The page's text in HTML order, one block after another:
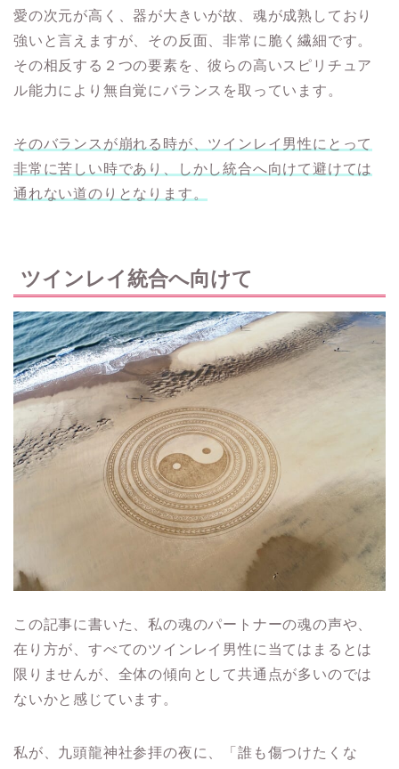
愛の次元が高く、器が大きいが故、魂が成熟しており
強いと言えますが、その反面、非常に脆く繊細です。
その相反する２つの要素を、彼らの高いスピリチュア
ル能力により無自覚にバランスを取っています。
そのバランスが崩れる時が、ツインレイ男性にとって
非常に苦しい時であり、しかし統合へ向けて避けては
通れない道のりとなります。
ツインレイ統合へ向けて
この記事に書いた、私の魂のパートナーの魂の声や、
在り方が、すべてのツインレイ男性に当てはまるとは
限りませんが、全体の傾向として共通点が多いのでは
ないかと感じています。
私が、九頭龍神社参拝の夜に、「誰も傷つけたくな